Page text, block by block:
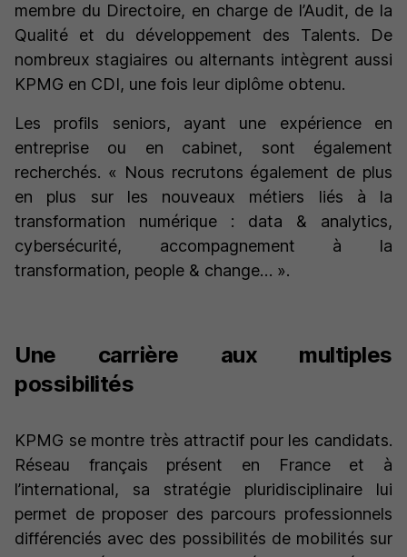
membre du Directoire, en charge de l’Audit, de la
Qualité et du développement des Talents. De
nombreux stagiaires ou alternants intègrent aussi
KPMG en CDI, une fois leur diplôme obtenu.
Les profils seniors, ayant une expérience en
entreprise ou en cabinet, sont également
recherchés. « Nous recrutons également de plus
en plus sur les nouveaux métiers liés à la
transformation numérique : data & analytics,
cybersécurité, accompagnement à la
transformation, people & change… ».
Une carrière aux multiples
possibilités
KPMG se montre très attractif pour les candidats.
Réseau français présent en France et à
l’international, sa stratégie pluridisciplinaire lui
permet de proposer des parcours professionnels
différenciés avec des possibilités de mobilités sur